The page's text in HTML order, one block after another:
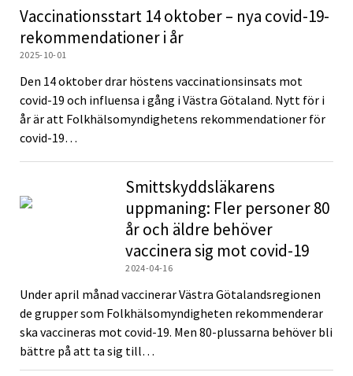
Vaccinationsstart 14 oktober – nya covid-19-
rekommendationer i år
2025-10-01
Den 14 oktober drar höstens vaccinationsinsats mot
covid-19 och influensa i gång i Västra Götaland. Nytt för i
år är att Folkhälsomyndighetens rekommendationer för
covid-19…
Smittskyddsläkarens
uppmaning: Fler personer 80
år och äldre behöver
vaccinera sig mot covid-19
2024-04-16
Under april månad vaccinerar Västra Götalandsregionen
de grupper som Folkhälsomyndigheten rekommenderar
ska vaccineras mot covid-19. Men 80-plussarna behöver bli
bättre på att ta sig till…